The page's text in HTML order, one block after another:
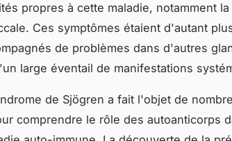
propres à cette maladie, notamment la
Ces symptômes étaient d'autant
de problèmes dans d'autres
large éventail de manifestations
de Sjögren a fait l'objet de
comprendre le rôle des autoanticorps